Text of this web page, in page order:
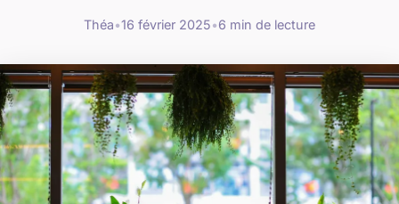
Théa•16 février 2025•6 min de lecture